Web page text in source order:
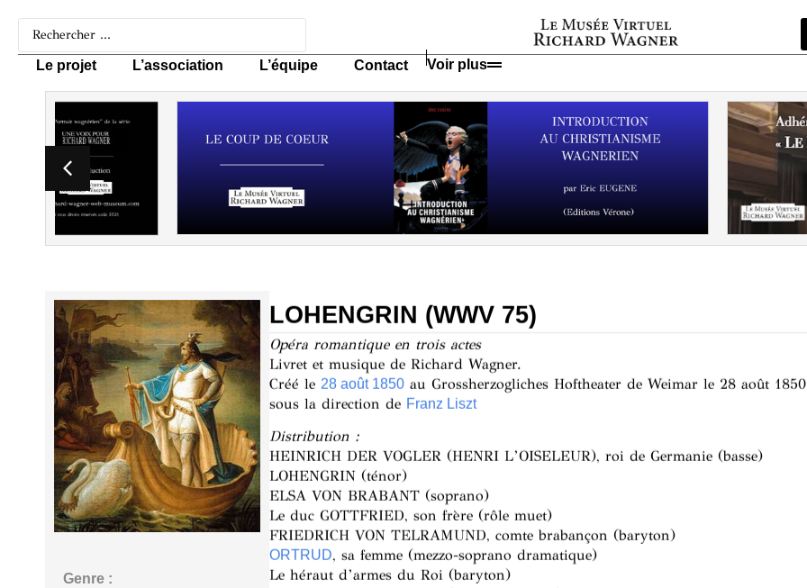
Le projet L’association L’équipe Contact Voir plus
Genre :
LOHENGRIN (WWV 75)
Opéra romantique en trois actes
Livret et musique de Richard Wagner.
Créé le 28 août 1850au Grossherzogliches Hoftheater de Weimar le 28 août 1850
sous la direction de Franz Liszt
Distribution :
HEINRICH DER VOGLER (HENRI L’OISELEUR), roi de Germanie (basse)
LOHENGRIN (ténor)
ELSA VON BRABANT (soprano)
Le duc GOTTFRIED, son frère (rôle muet)
FRIEDRICH VON TELRAMUND, comte brabançon (baryton)
ORTRUD, sa femme (mezzo-soprano dramatique)
Le héraut d’armes du Roi (baryton)